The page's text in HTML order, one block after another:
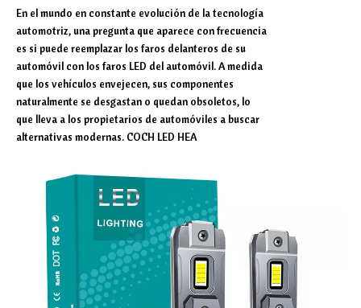
En el mundo en constante evolución de la tecnología
automotriz, una pregunta que aparece con frecuencia
es si puede reemplazar los faros delanteros de su
automóvil con los faros LED del automóvil. A medida
que los vehículos envejecen, sus componentes
naturalmente se desgastan o quedan obsoletos, lo
que lleva a los propietarios de automóviles a buscar
alternativas modernas. COCH LED HEA